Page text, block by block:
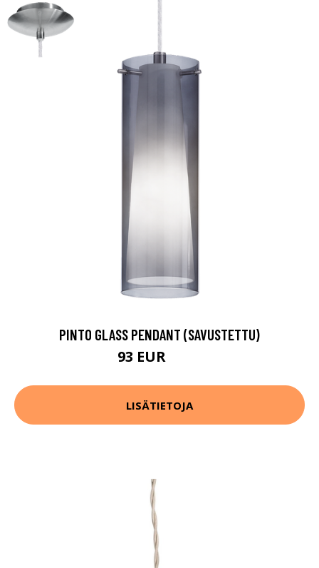
PINTO GLASS PENDANT (SAVUSTETTU)
93 EUR
LISÄTIETOJA